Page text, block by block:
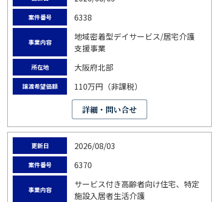
案件番号 6338
事業内容
地域密着型デイサービス/居宅介護
支援事業
所在地 大阪府北部
譲渡希望価額 110万円（非課税）
詳細・問い合せ
更新日 2026/08/03
案件番号 6370
事業内容
サービス付き高齢者向け住宅、特定
施設入居者生活介護